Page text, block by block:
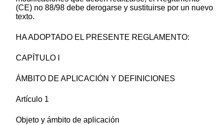
(CE) no 88/98 debe derogarse y sustituirse por un nuevo
texto.
HA ADOPTADO EL PRESENTE REGLAMENTO:
CAPÍTULO I
ÁMBITO DE APLICACIÓN Y DEFINICIONES
Artículo 1
Objeto y ámbito de aplicación